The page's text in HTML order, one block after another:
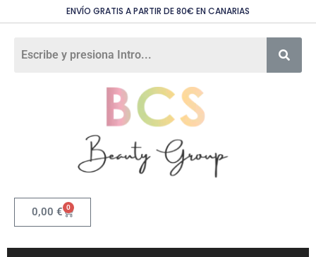
ENVÍO GRATIS A PARTIR DE 80€ EN CANARIAS
0,00 € 0